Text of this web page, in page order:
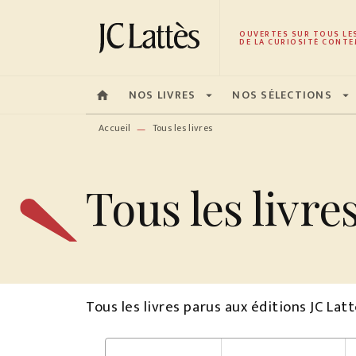
MENU RECHERCHE CONTENU
OUVERTES SUR TOUS
DE LA CURIOSITÉ
home NOS LIVRES arrow_drop_down NOS SÉLECTIONS arrow_drop_down
Accueil — Tous les livres
Tous les
Tous les livres parus aux éditions JC